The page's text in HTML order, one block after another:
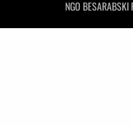
NGO